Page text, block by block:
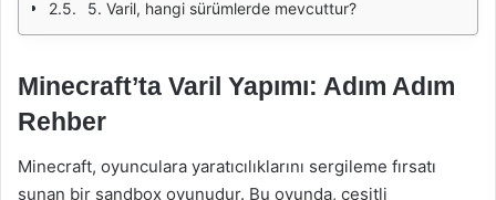
5. Varil, hangi sürümlerde mevcuttur?
Minecraft’ta Varil Yapımı: Adım Adım
Rehber
Minecraft, oyunculara yaratıcılıklarını sergileme fırsatı
sunan bir sandbox oyunudur. Bu oyunda, çeşitli